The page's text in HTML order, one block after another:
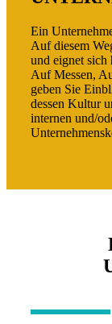
Ein
Auf diesem
und eignet
Auf Messen,
geben Sie
dessen Kultur
internen und/